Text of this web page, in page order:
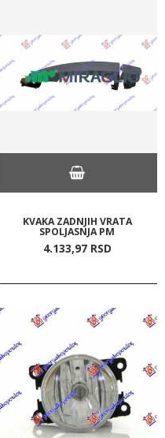
KVAKA ZADNJIH VRATA
SPOLJASNJA PM
4.133,97 RSD